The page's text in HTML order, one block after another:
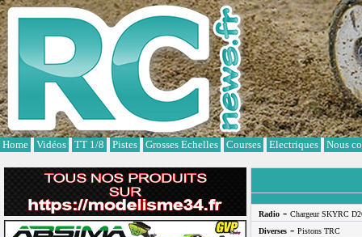
Home Vidéos TT 1/8 Pistes Grosses Echelles Courses Electriques Nous
Radio - Chargeur SKYRC
Diverses - Pistons TRC
Cookies management panel